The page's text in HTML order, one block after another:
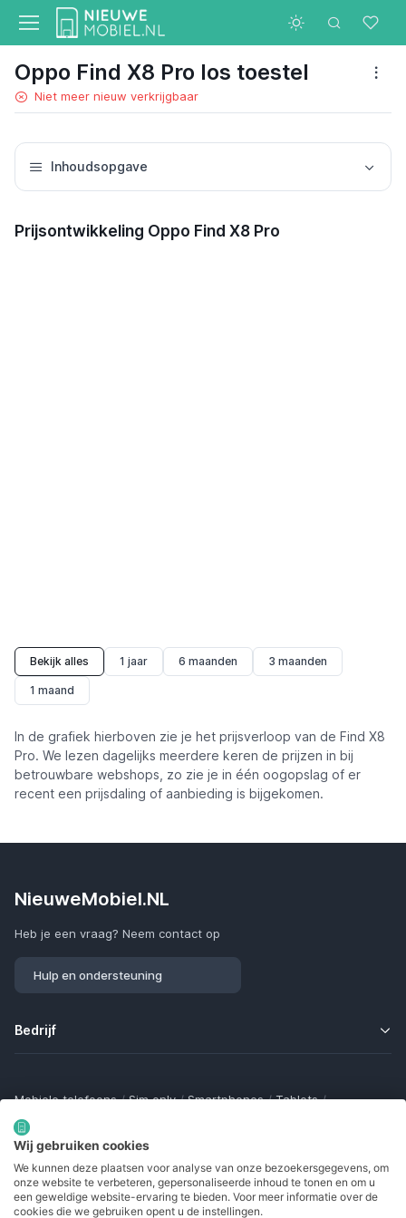
Oppo Find X8 Pro los toestel
Niet meer nieuw verkrijgbaar
Inhoudsopgave
Prijsontwikkeling Oppo Find X8 Pro
Bekijk alles 1 jaar 6 maanden 3 maanden
1 maand
In de grafiek hierboven zie je het prijsverloop van de Find X8
Pro. We lezen dagelijks meerdere keren de prijzen in bij
betrouwbare webshops, zo zie je in één oogopslag of er
recent een prijsdaling of aanbieding is bijgekomen.
NieuweMobiel.NL
Heb je een vraag? Neem contact op
Hulp en ondersteuning
Bedrijf
Mobiele telefoons / Sim only / Smartphones / Tablets /
Smartwatches
Bluetooth trackers / Opladers
Samsung Galaxy
Gamingtelefoons / Foldables / Robuuste telefoons /
Seniorentelefoons / Waterdichte telefoons / Refurbished
Wij gebruiken cookies
We kunnen deze plaatsen voor analyse van onze bezoekersgegevens, om
onze website te verbeteren, gepersonaliseerde inhoud te tonen en om u
een geweldige website-ervaring te bieden. Voor meer informatie over de
cookies die we gebruiken opent u de instellingen.